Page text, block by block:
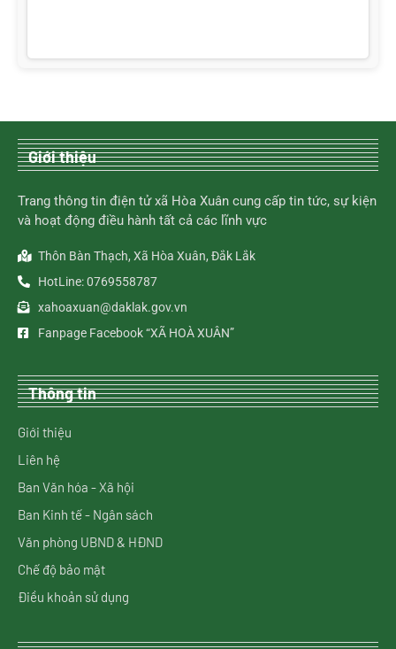
Giới thiệu
Trang thông tin điện tử xã Hòa Xuân cung cấp tin tức, sự kiện
và hoạt động điều hành tất cả các lĩnh vực
Thôn Bàn Thạch, Xã Hòa Xuân, Đắk Lắk
HotLine: 0769558787
xahoaxuan@daklak.gov.vn
Fanpage Facebook “XÃ HOÀ XUÂN”
Thông tin
Giới thiệu
Liên hệ
Ban Văn hóa - Xã hội
Ban Kinh tế - Ngân sách
Văn phòng UBND & HĐND
Chế độ bảo mật
Điều khoản sử dụng